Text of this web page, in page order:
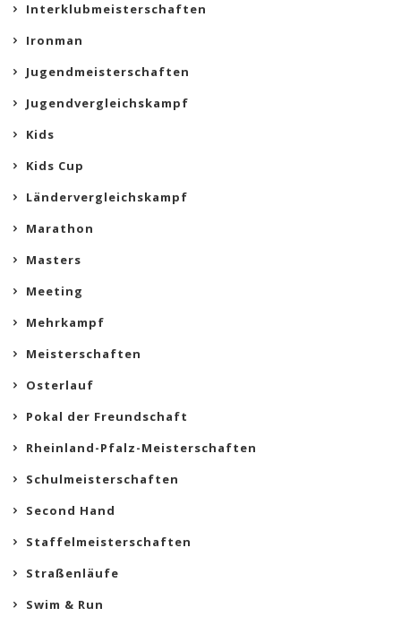
Interklubmeisterschaften
Ironman
Jugendmeisterschaften
Jugendvergleichskampf
Kids
Kids Cup
Ländervergleichskampf
Marathon
Masters
Meeting
Mehrkampf
Meisterschaften
Osterlauf
Pokal der Freundschaft
Rheinland-Pfalz-Meisterschaften
Schulmeisterschaften
Second Hand
Staffelmeisterschaften
Straßenläufe
Swim & Run